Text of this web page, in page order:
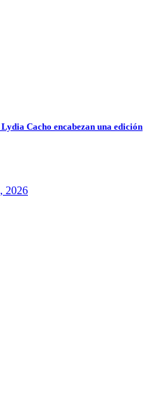
Cacho encabezan una edición
2026